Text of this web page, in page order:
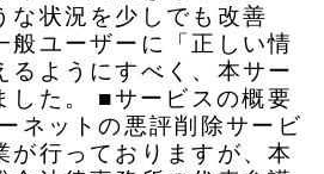
な状況を少しでも改善
般ユーザーに「正しい情
るようにすべく、本サー
した。 ■サービスの概要
ネットの悪評削除サービ
が行っておりますが、本